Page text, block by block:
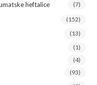
heftalice (7)
(152)
(13)
(1)
(4)
(93)